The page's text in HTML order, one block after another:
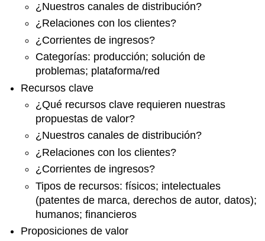
¿Nuestros canales de distribución?
¿Relaciones con los clientes?
¿Corrientes de ingresos?
Categorías: producción; solución de
problemas; plataforma/red
Recursos clave
¿Qué recursos clave requieren nuestras
propuestas de valor?
¿Nuestros canales de distribución?
¿Relaciones con los clientes?
¿Corrientes de ingresos?
Tipos de recursos: físicos; intelectuales
(patentes de marca, derechos de autor, datos);
humanos; financieros
Proposiciones de valor